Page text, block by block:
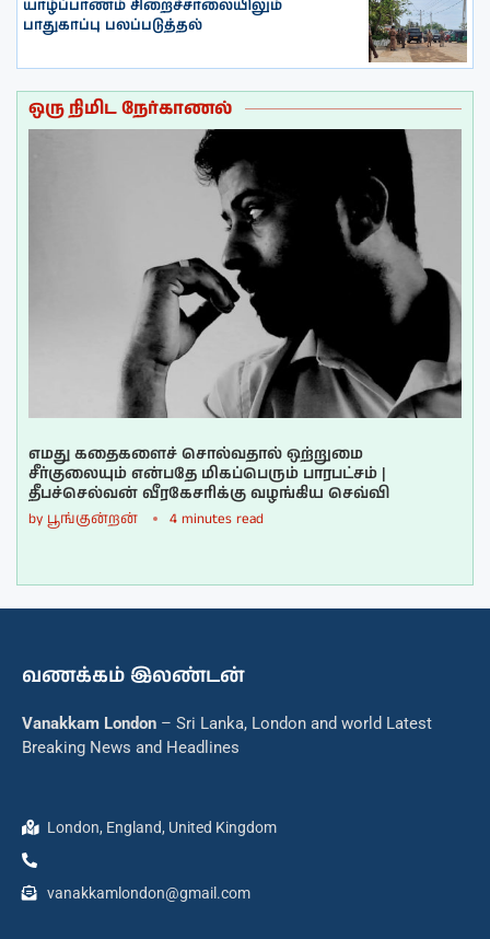
யாழ்ப்பாணம் சிறைச்சாலையிலும்
பாதுகாப்பு பலப்படுத்தல்
ஒரு நிமிட நேர்காணல்
எமது கதைகளைச் சொல்வதால் ஒற்றுமை
சீர்குலையும் என்பதே மிகப்பெரும் பாரபட்சம் |
தீபச்செல்வன் வீரகேசரிக்கு வழங்கிய செவ்வி
by பூங்குன்றன் 4 minutes read
வணக்கம் இலண்டன்
Vanakkam London – Sri Lanka, London and world Latest
Breaking News and Headlines
London, England, United Kingdom
vanakkamlondon@gmail.com